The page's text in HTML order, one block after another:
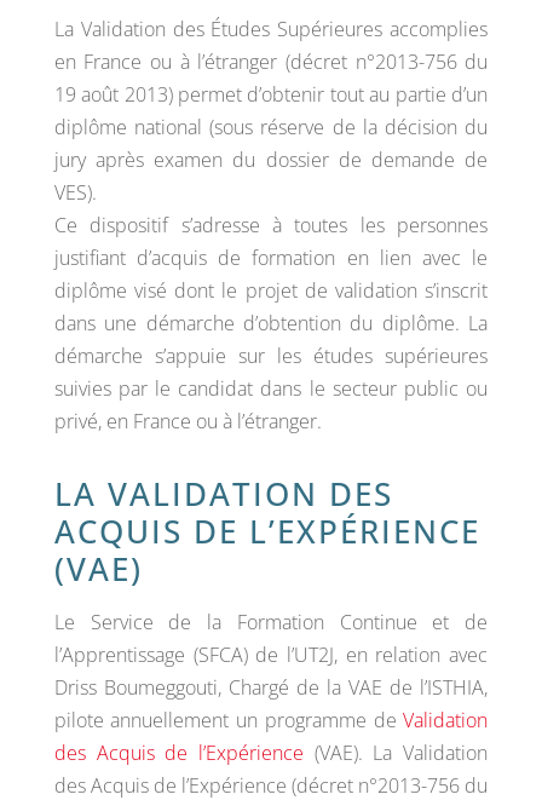
La Validation des Études Supérieures accomplies
en France ou à l’étranger (décret n°2013-756 du
19 août 2013) permet d’obtenir tout au partie d’un
diplôme national (sous réserve de la décision du
jury après examen du dossier de demande de
VES).
Ce dispositif s’adresse à toutes les personnes
justifiant d’acquis de formation en lien avec le
diplôme visé dont le projet de validation s’inscrit
dans une démarche d’obtention du diplôme. La
démarche s’appuie sur les études supérieures
suivies par le candidat dans le secteur public ou
privé, en France ou à l’étranger.
LA VALIDATION DES
ACQUIS DE L’EXPÉRIENCE
(VAE)
Le Service de la Formation Continue et de
l’Apprentissage (SFCA) de l’UT2J, en relation avec
Driss Boumeggouti, Chargé de la VAE de l’ISTHIA,
pilote annuellement un programme deValidation
des Acquis de l’Expérience (VAE). La Validation
des Acquis de l’Expérience (décret n°2013-756 du